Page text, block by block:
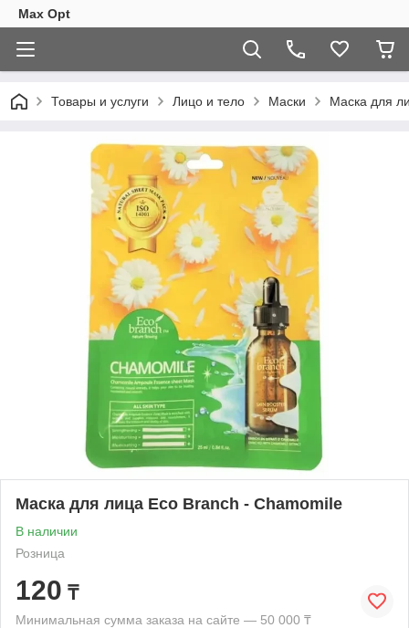
Max Opt
Товары и услуги Лицо и тело Маски Маска для
Маска для лица Eco Branch - Chamomile
В наличии
Розница
120 ₸
Минимальная сумма заказа на сайте — 50 000 ₸